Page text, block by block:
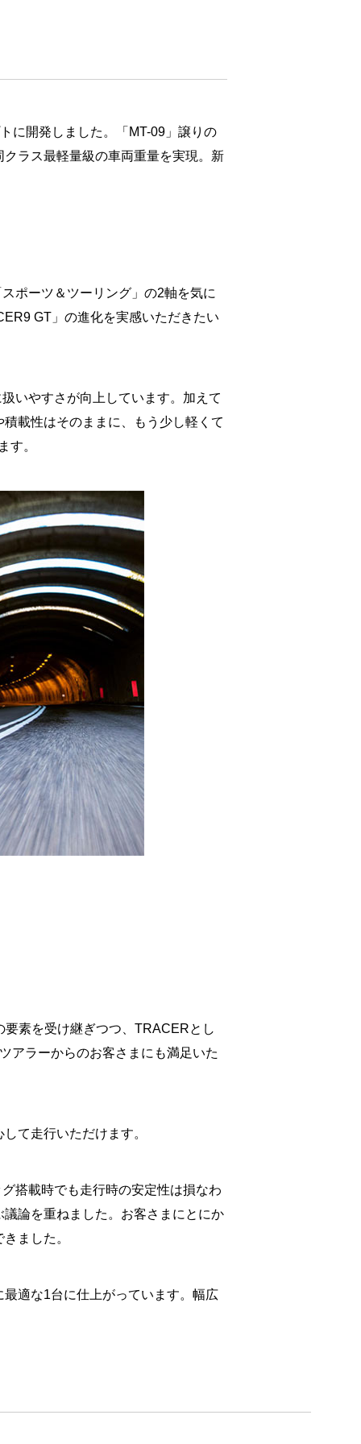
に開発しました。「MT-09」譲りの
ラス最軽量級の車両重量を実現。新
ポーツ＆ツーリング」の2軸を気に
GT」の進化を実感いただきたい
いやすさが向上しています。加えて
載性はそのままに、もう少し軽くて
す。
素を受け継ぎつつ、TRACERとし
アラーからのお客さまにも満足いた
て走行いただけます。
搭載時でも走行時の安定性は損なわ
論を重ねました。お客さまにとにか
ました。
適な1台に仕上がっています。幅広